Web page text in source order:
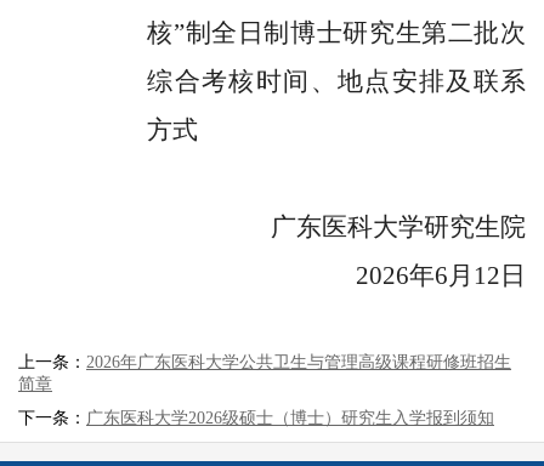
核”制全日制博士研究生第二批次
综合考核时间、地点安排及联系
方式
广东医科大学研究生院
2026年6月 12 日
上一条： 2026年广东医科大学公共卫生与管理高级课程研修班招生
简章
下一条： 广东医科大学2026级硕士（博士）研究生入学报到须知